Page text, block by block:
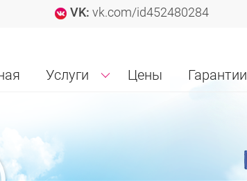
VK: vk.com/id452480284
Услуги Цены Гарантии